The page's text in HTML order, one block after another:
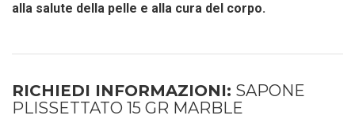
alla salute della pelle e alla cura del corpo.
RICHIEDI INFORMAZIONI: SAPONE
PLISSETTATO 15 GR MARBLE